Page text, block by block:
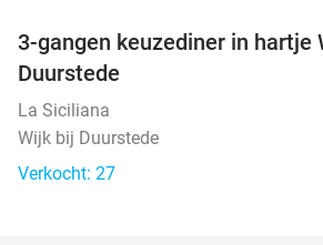
3-gangen keuzediner in hartje
Duurstede
La Siciliana
Wijk bij Duurstede
Verkocht: 27